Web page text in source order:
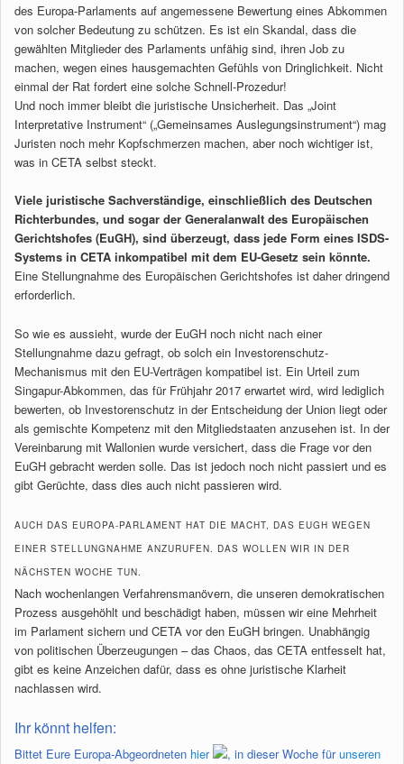
des Europa-Parlaments auf angemessene Bewertung eines Abkommen
von solcher Bedeutung zu schützen. Es ist ein Skandal, dass die
gewählten Mitglieder des Parlaments unfähig sind, ihren Job zu
machen, wegen eines hausgemachten Gefühls von Dringlichkeit. Nicht
einmal der Rat fordert eine solche Schnell-Prozedur!
Und noch immer bleibt die juristische Unsicherheit. Das „Joint
Interpretative Instrument“ („Gemeinsames Auslegungsinstrument“) mag
Juristen noch mehr Kopfschmerzen machen, aber noch wichtiger ist,
was in CETA selbst steckt.
Viele juristische Sachverständige, einschließlich des Deutschen
Richterbundes, und sogar der Generalanwalt des Europäischen
Gerichtshofes (EuGH), sind überzeugt, dass jede Form eines ISDS-
Systems in CETA inkompatibel mit dem EU-Gesetz sein könnte.
Eine Stellungnahme des Europäischen Gerichtshofes ist daher dringend
erforderlich.
So wie es aussieht, wurde der EuGH noch nicht nach einer
Stellungnahme dazu gefragt, ob solch ein Investorenschutz-
Mechanismus mit den EU-Verträgen kompatibel ist. Ein Urteil zum
Singapur-Abkommen, das für Frühjahr 2017 erwartet wird, wird lediglich
bewerten, ob Investorenschutz in der Entscheidung der Union liegt oder
als gemischte Kompetenz mit den Mitgliedstaaten anzusehen ist. In der
Vereinbarung mit Wallonien wurde versichert, dass die Frage vor den
EuGH gebracht werden solle. Das ist jedoch noch nicht passiert und es
gibt Gerüchte, dass dies auch nicht passieren wird.
AUCH DAS EUROPA-PARLAMENT HAT DIE MACHT, DAS EUGH WEGEN
EINER STELLUNGNAHME ANZURUFEN. DAS WOLLEN WIR IN DER
NÄCHSTEN WOCHE TUN.
Nach wochenlangen Verfahrensmanövern, die unseren demokratischen
Prozess ausgehöhlt und beschädigt haben, müssen wir eine Mehrheit
im Parlament sichern und CETA vor den EuGH bringen. Unabhängig
von politischen Überzeugungen – das Chaos, das CETA entfesselt hat,
gibt es keine Anzeichen dafür, dass es ohne juristische Klarheit
nachlassen wird.
Ihr könnt helfen:
Bittet Eure Europa-Abgeordneten hier , in dieser Woche fürunseren